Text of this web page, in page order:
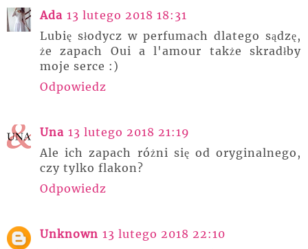
Ada 13 lutego 2018 18:31
Lubię słodycz w perfumach dlatego sądzę,
że zapach Oui a l'amour także skradłby
moje serce :)
Odpowiedz
Una 13 lutego 2018 21:19
Ale ich zapach różni się od oryginalnego,
czy tylko flakon?
Odpowiedz
Unknown 13 lutego 2018 22:10